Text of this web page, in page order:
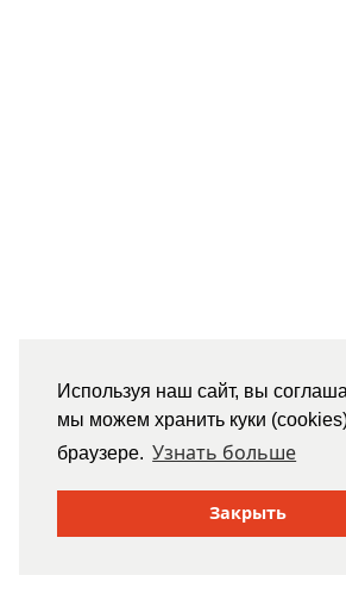
Используя наш сайт, вы
мы можем хранить куки
браузере. Узнать больше
Закрыть